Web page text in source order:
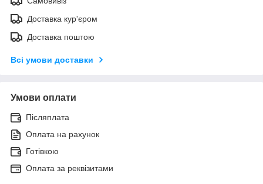
Доставка кур'єром
Доставка поштою
Всі умови доставки
Умови оплати
Післяплата
Оплата на рахунок
Готівкою
Оплата за реквізитами